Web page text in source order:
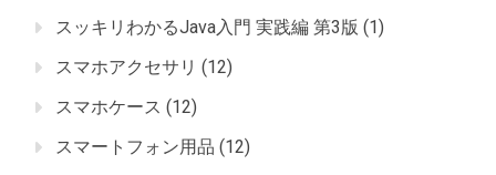
スッキリわかるJava入門 実践編 第3版 (1)
スマホアクセサリ (12)
スマホケース (12)
スマートフォン用品 (12)